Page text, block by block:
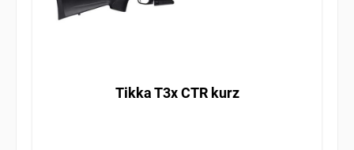
Tikka T3x CTR kurz